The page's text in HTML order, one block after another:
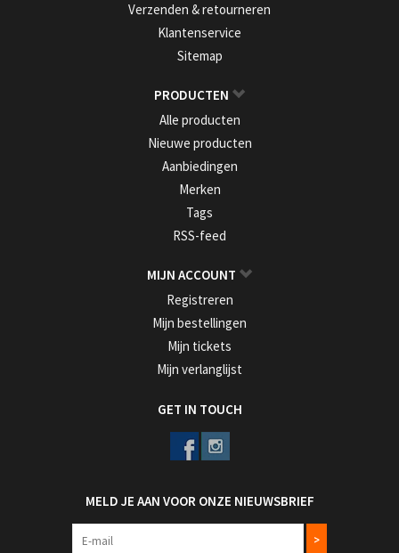
Verzenden & retourneren
Klantenservice
Sitemap
PRODUCTEN
Alle producten
Nieuwe producten
Aanbiedingen
Merken
Tags
RSS-feed
MIJN ACCOUNT
Registreren
Mijn bestellingen
Mijn tickets
Mijn verlanglijst
GET IN TOUCH
MELD JE AAN VOOR ONZE NIEUWSBRIEF
>